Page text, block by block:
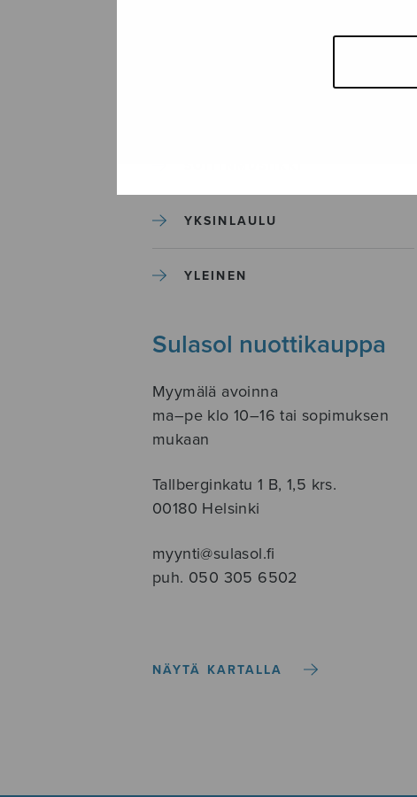
YKSINLAULU
YLEINEN
Sulasol nuottikauppa
Myymälä avoinna
ma–pe klo 10–16 tai sopimuksen
mukaan
Tallberginkatu 1 B, 1,5 krs.
00180 Helsinki
myynti@sulasol.fi
puh. 050 305 6502
NÄYTÄ KARTALLA